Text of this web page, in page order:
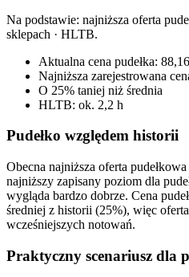
Na podstawie: najniższa oferta
sklepach · HLTB.
Aktualna cena pudełka:
Najniższa zarejestrowana
O 25% taniej niż średnia
HLTB: ok. 2,2 h
Pudełko względem historii
Obecna najniższa oferta
najniższy zapisany poziom dla
wygląda bardzo dobrze. Cena
średniej z historii (25%), więc
wcześniejszych notowań.
Praktyczny scenariusz dla